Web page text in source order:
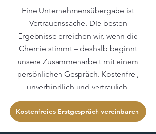
Eine Unternehmensübergabe ist
Vertrauenssache. Die besten
Ergebnisse erreichen wir, wenn die
Chemie stimmt – deshalb beginnt
unsere Zusammenarbeit mit einem
persönlichen Gespräch. Kostenfrei,
unverbindlich und vertraulich.
Kostenfreies Erstgespräch vereinbaren